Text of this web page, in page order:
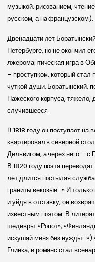
музыкой, рисованием,
русском, а на французском).
Двенадцати лет
Петербурге, но не окончил
лжеромантическая игра в
– проступком, который стал
чуткой души. Боратынский,
Пажеского корпуса, тяжело,
случившееся.
В 1818 году он поступает
квартировал в северной
Дельвигом, а через него –
В 1820 году поэта
лет длится постылая
граниты вековые…» И
и уйдя в отставку, он
известным поэтом. В
шедевры: «Ропот»,
искушай меня без нужды…»)
Глинка, и романс стал